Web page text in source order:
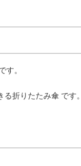
す。
折りたたみ傘 です。